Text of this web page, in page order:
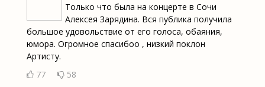
Только что была на концерте в Сочи
Алексея Зарядина. Вся публика получила
большое удовольствие от его голоса, обаяния,
юмора. Огромное спасибоо , низкий поклон
Артисту.
77
58